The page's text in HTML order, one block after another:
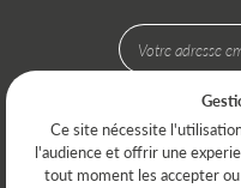
Conditions
Ce site nécessite
l'audience et offrir une
tout moment les accepter